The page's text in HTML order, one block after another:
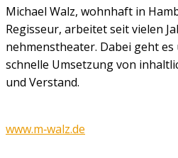
Micha­el Walz, wohn­haft in
Regis­seur, arbei­tet seit vie­len
neh­mens­thea­ter. Dabei geht
schnel­le Umset­zung von
und Ver­stand.
www.m‑walz.de